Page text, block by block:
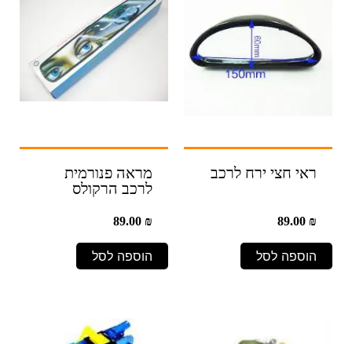
ראי חצי ירח לרכב
89.00₪
הוספה לסל
מראה פנורמית
לרכב הרקולס
89.00₪
הוספה לסל